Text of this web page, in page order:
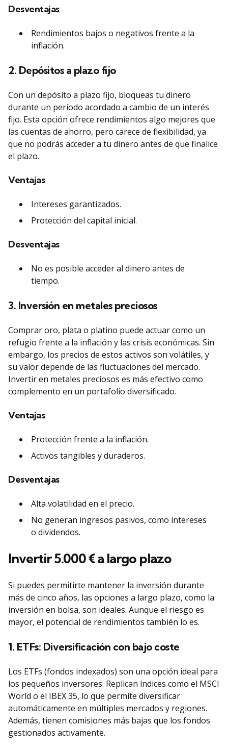
Desventajas
Rendimientos bajos o negativos frente a la
inflación.
2. Depósitos a plazo fijo
Con un depósito a plazo fijo, bloqueas tu dinero
durante un período acordado a cambio de un interés
fijo. Esta opción ofrece rendimientos algo mejores que
las cuentas de ahorro, pero carece de flexibilidad, ya
que no podrás acceder a tu dinero antes de que finalice
el plazo.
Ventajas
Intereses garantizados.
Protección del capital inicial.
Desventajas
No es posible acceder al dinero antes de
tiempo.
3. Inversión en metales preciosos
Comprar oro, plata o platino puede actuar como un
refugio frente a la inflación y las crisis económicas. Sin
embargo, los precios de estos activos son volátiles, y
su valor depende de las fluctuaciones del mercado.
Invertir en metales preciosos es más efectivo como
complemento en un portafolio diversificado.
Ventajas
Protección frente a la inflación.
Activos tangibles y duraderos.
Desventajas
Alta volatilidad en el precio.
No generan ingresos pasivos, como intereses
o dividendos.
Invertir 5.000 € a largo plazo
Si puedes permitirte mantener la inversión durante
más de cinco años, las opciones a largo plazo, como la
inversión en bolsa, son ideales. Aunque el riesgo es
mayor, el potencial de rendimientos también lo es.
1. ETFs: Diversificación con bajo coste
Los ETFs (fondos indexados) son una opción ideal para
los pequeños inversores. Replican índices como el MSCI
World o el IBEX 35, lo que permite diversificar
automáticamente en múltiples mercados y regiones.
Además, tienen comisiones más bajas que los fondos
gestionados activamente.